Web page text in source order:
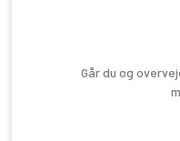
Går du og